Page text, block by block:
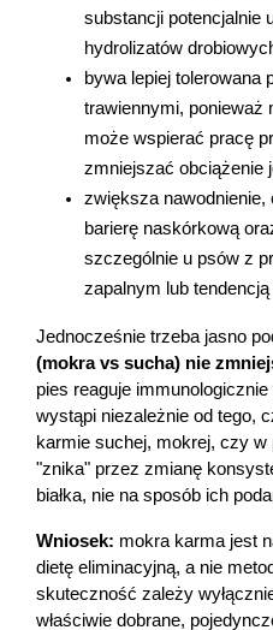
substancji potencjalnie
hydrolizatów
bywa lepiej tolerowana
trawiennymi, ponieważ
może wspierać pracę
zmniejszać obciążenie
zwiększa nawodnienie,
barierę naskórkową
szczególnie u psów z
zapalnym lub
Jednocześnie trzeba jasno
(mokra vs sucha) nie
pies reaguje
wystąpi niezależnie od tego,
karmie suchej, mokrej, czy
"znika" przez zmianę
białka, nie na sposób ich
Wniosek: mokra karma jest
dietę eliminacyjną, a nie
skuteczność zależy
właściwie dobrane,